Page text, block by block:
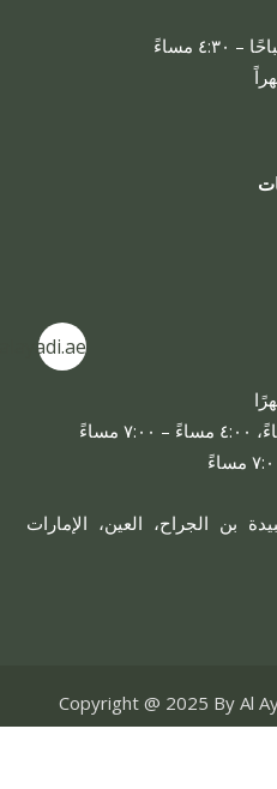
بن الجراح، العين، الإمارات
Copyright @ 2025 By Al